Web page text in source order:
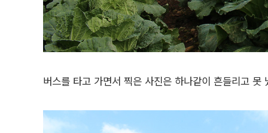
버스를 타고 가면서 찍은 사진은 하나같이 흔들리고 못